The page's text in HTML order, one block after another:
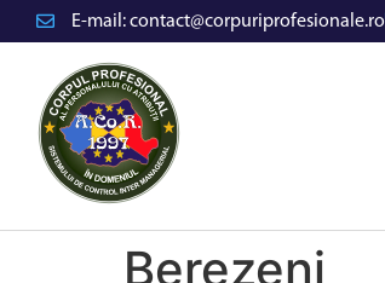
E-mail:contact@corpuriprofesionale.ro
Berezeni